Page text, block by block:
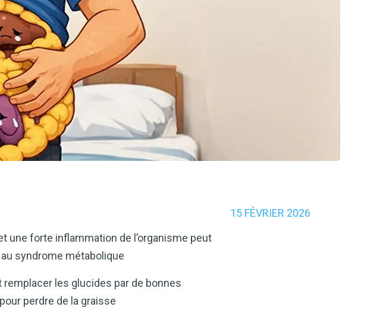
15 FÉVRIER 2026
une forte inflammation de l’organisme peut
syndrome métabolique
les glucides par de bonnes
perdre de la graisse